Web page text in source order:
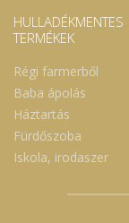
HULLADÉKMENTES
TERMÉKEK
Régi farmerből
Baba ápolás
Háztartás
Fürdőszoba
Iskola, irodaszer